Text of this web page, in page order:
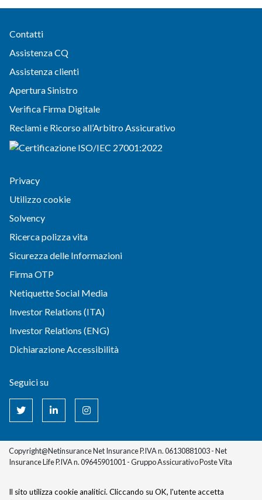
Contatti
Assistenza CQ
Assistenza clienti
Apertura Sinistro
Verifica Firma Digitale
Reclami e Ricorso all’Arbitro Assicurativo
Privacy
Utilizzo cookie
Solvency
Ricerca polizza vita
Sicurezza delle Informazioni
Firma OTP
Netiquette Social Media
Investor Relations (ITA)
Investor Relations (ENG)
Dichiarazione Accessibilità
Seguici su
Copyright@Netinsurance Net Insurance P.IVA n. 06130881003 - Net
Insurance Life P.IVA n. 09645901001 - Gruppo Assicurativo Poste Vita
Il sito utilizza cookie analitici. Cliccando su OK, l'utente accetta